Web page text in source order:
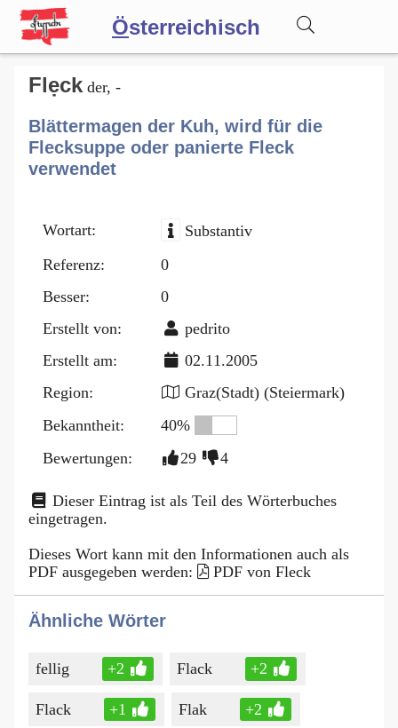
Österreichisch
Wörterbuch
Forum
Flẹck der, -
Blättermagen der Kuh, wird für die
Flecksuppe oder panierte Fleck
verwendet
Wortart:
Substantiv
Referenz:
0
Besser:
0
Erstellt von:
pedrito
Erstellt am:
02.11.2005
Region:
Graz(Stadt) (Steiermark)
Bekanntheit:
40%
Bewertungen:
29 4
Dieser Eintrag ist als Teil des Wörterbuches
eingetragen.
Dieses Wort kann mit den Informationen auch als
PDF ausgegeben werden:
PDF von Fleck
Ähnliche Wörter
fellig +2 Flack +2
Flack +1 Flak +2